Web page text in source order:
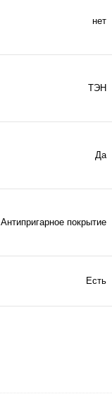
нет
ТЭН
Да
Антипригарное покрытие
Есть